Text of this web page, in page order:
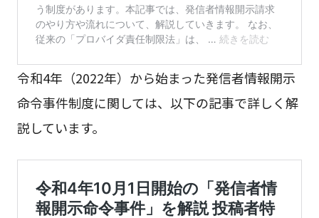
令和4年（2022年）から始まった発信者情報開示
命令事件制度に関しては、以下の記事で詳しく解
説しています。